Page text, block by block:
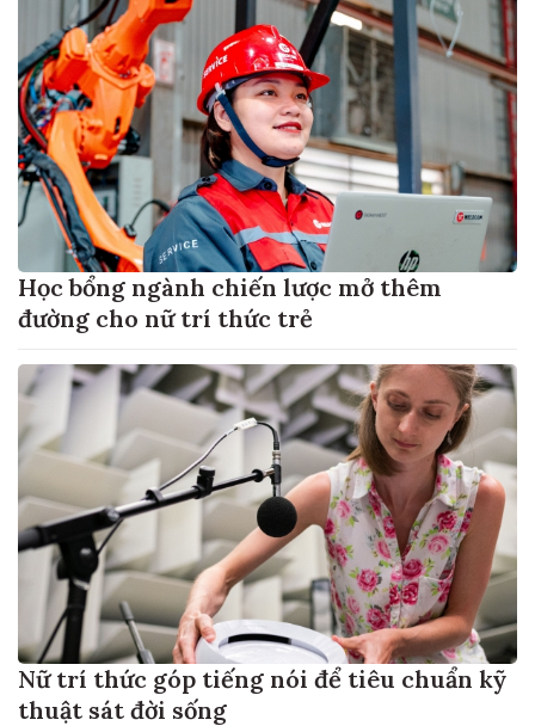
Học bổng ngành chiến lược mở thêm
đường cho nữ trí thức trẻ
Nữ trí thức góp tiếng nói để tiêu chuẩn kỹ
thuật sát đời sống